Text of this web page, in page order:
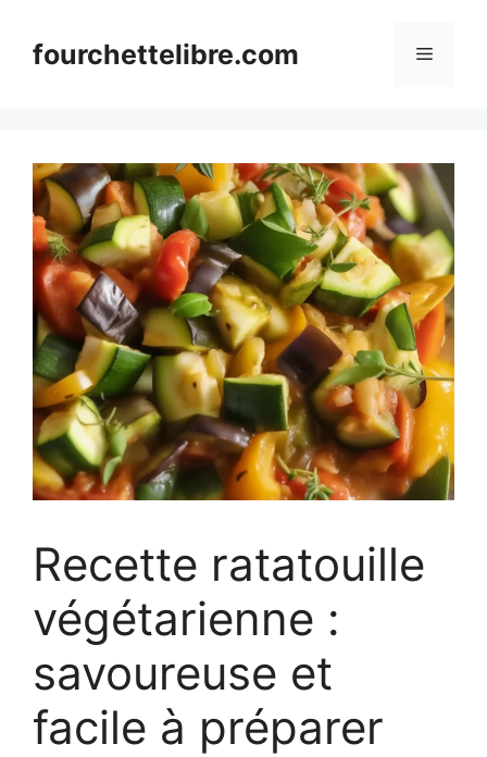
contentfourchettelibre.com Menu
Recette ratatouille
végétarienne :
savoureuse et
facile à préparer